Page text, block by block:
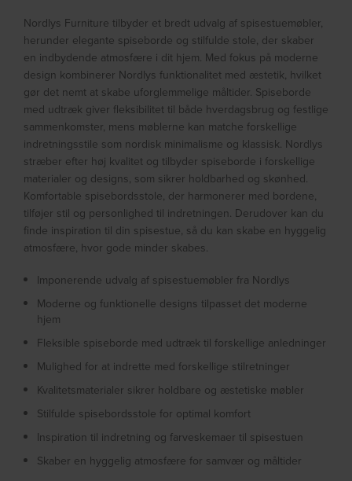
Nordlys Furniture tilbyder et bredt udvalg af spisestuemøbler,
herunder elegante spiseborde og stilfulde stole, der skaber
en indbydende atmosfære i dit hjem. Med fokus på moderne
design kombinerer Nordlys funktionalitet med æstetik, hvilket
gør det nemt at skabe uforglemmelige måltider. Spiseborde
med udtræk giver fleksibilitet til både hverdagsbrug og festlige
sammenkomster, mens møblerne kan matche forskellige
indretningsstile som nordisk minimalisme og klassisk. Nordlys
stræber efter høj kvalitet og tilbyder spiseborde i forskellige
materialer og designs, som sikrer holdbarhed og skønhed.
Komfortable spisebordsstole, der harmonerer med bordene,
tilføjer stil og personlighed til indretningen. Derudover kan du
finde inspiration til din spisestue, så du kan skabe en hyggelig
atmosfære, hvor gode minder skabes.
Imponerende udvalg af spisestuemøbler fra Nordlys
Moderne og funktionelle designs tilpasset det moderne
hjem
Fleksible spiseborde med udtræk til forskellige anledninger
Mulighed for at indrette med forskellige stilretninger
Kvalitetsmaterialer sikrer holdbare og æstetiske møbler
Stilfulde spisebordsstole for optimal komfort
Inspiration til indretning og farveskemaer til spisestuen
Skaber en hyggelig atmosfære for samvær og måltider